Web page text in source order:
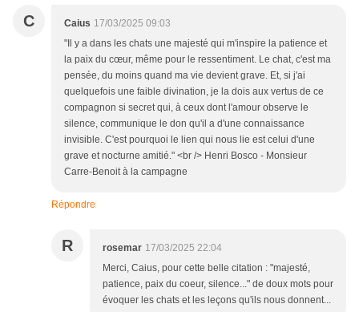
C Caius 17/03/2025 09:03
"Il y a dans les chats une majesté qui m'inspire la patience et
la paix du cœur, même pour le ressentiment. Le chat, c'est ma
pensée, du moins quand ma vie devient grave. Et, si j'ai
quelquefois une faible divination, je la dois aux vertus de ce
compagnon si secret qui, à ceux dont l'amour observe le
silence, communique le don qu'il a d'une connaissance
invisible. C'est pourquoi le lien qui nous lie est celui d'une
grave et nocturne amitié." <br /> Henri Bosco - Monsieur
Carre-Benoit à la campagne
Répondre
R rosemar 17/03/2025 22:04
Merci, Caius, pour cette belle citation : "majesté,
patience, paix du coeur, silence..." de doux mots pour
évoquer les chats et les leçons qu'ils nous donnent...